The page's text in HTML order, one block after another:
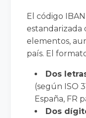
El código
estandarizada
elementos,
país. El
Dos
(según ISO
España, FR
Dos